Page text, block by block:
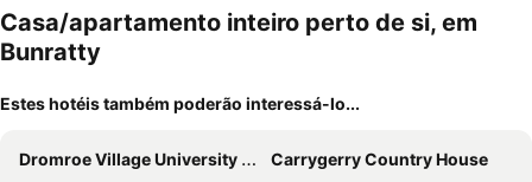
Casa/apartamento inteiro perto de si, em
Bunratty
Estes hotéis também poderão interessá-lo...
Dromroe Village University of Limerick
Carrygerry Country House